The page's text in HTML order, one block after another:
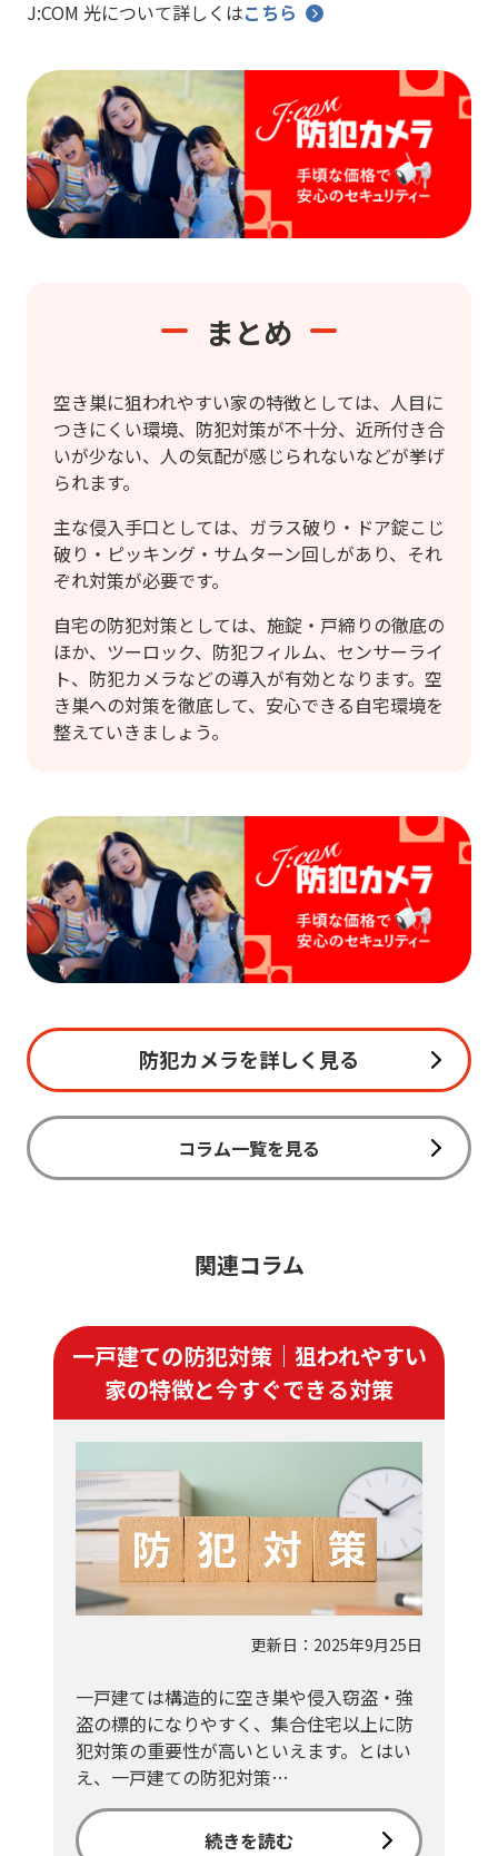
J:COM 光について詳しくはこちら
まとめ
空き巣に狙われやすい家の特徴としては、人目に
つきにくい環境、防犯対策が不十分、近所付き合
いが少ない、人の気配が感じられないなどが挙げ
られます。
主な侵入手口としては、ガラス破り・ドア錠こじ
破り・ピッキング・サムターン回しがあり、それ
ぞれ対策が必要です。
自宅の防犯対策としては、施錠・戸締りの徹底の
ほか、ツーロック、防犯フィルム、センサーライ
ト、防犯カメラなどの導入が有効となります。空
き巣への対策を徹底して、安心できる自宅環境を
整えていきましょう。
防犯カメラを詳しく見る
コラム一覧を見る
関連コラム
一戸建ての防犯対策｜狙われやすい
家の特徴と今すぐできる対策
更新日：2025年9月25日
一戸建ては構造的に空き巣や侵入窃盗・強
盗の標的になりやすく、集合住宅以上に防
犯対策の重要性が高いといえます。とはい
え、一戸建ての防犯対策…
続きを読む